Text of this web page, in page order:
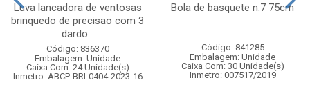
Luva lancadora de ventosas
brinquedo de precisao com 3
dardo...
Código: 836370
Embalagem: Unidade
Caixa Com: 24 Unidade(s)
Inmetro: ABCP-BRI-0404-2023-16
Bola de basquete n.7 75cm
Código: 841285
Embalagem: Unidade
Caixa Com: 30 Unidade(s)
Inmetro: 007517/2019